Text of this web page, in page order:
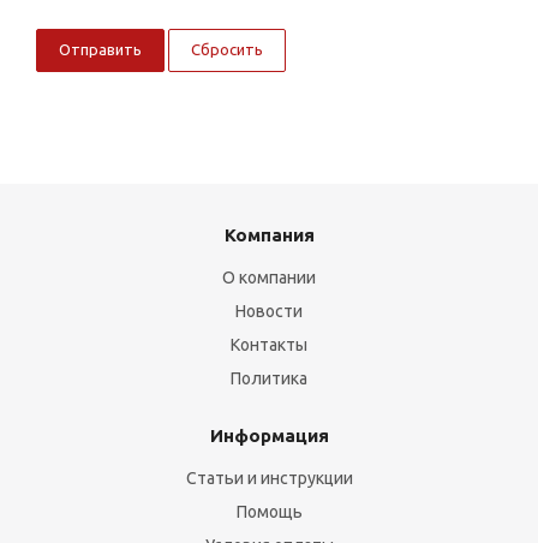
Сбросить
Компания
О компании
Новости
Контакты
Политика
Информация
Статьи и инструкции
Помощь